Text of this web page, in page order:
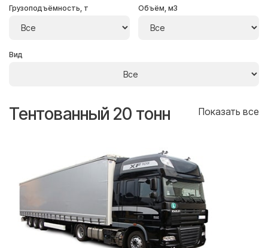
Грузоподъёмность, т Объём, м3
Вид
Тентованный 20 тонн Показать все